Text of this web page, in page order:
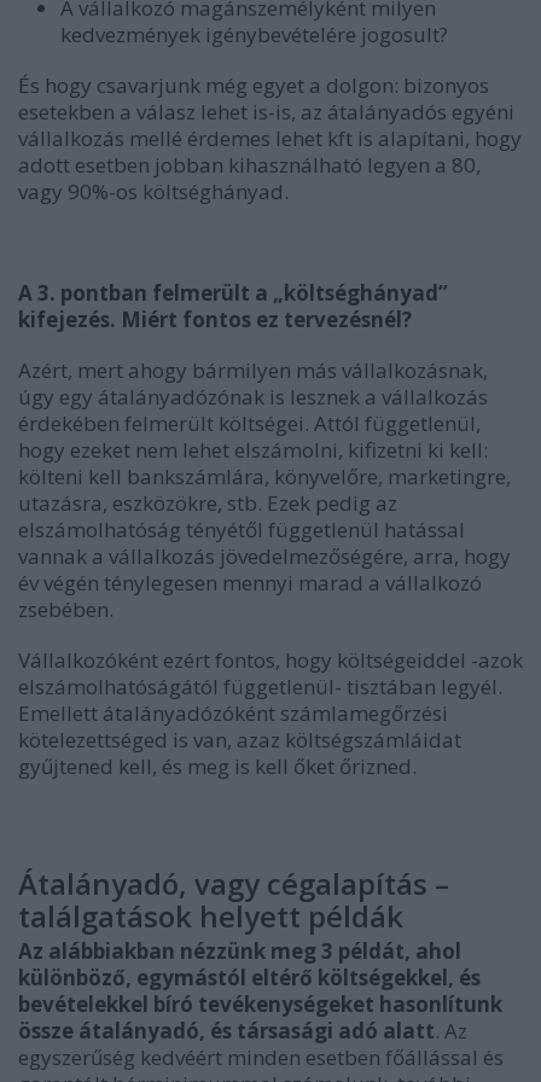
A vállalkozó magánszemélyként milyen
kedvezmények igénybevételére jogosult?
És hogy csavarjunk még egyet a dolgon: bizonyos
esetekben a válasz lehet is-is, az átalányadós egyéni
vállalkozás mellé érdemes lehet kft is alapítani, hogy
adott esetben jobban kihasználható legyen a 80,
vagy 90%-os költséghányad.
A 3. pontban felmerült a „költséghányad”
kifejezés. Miért fontos ez tervezésnél?
Azért, mert ahogy bármilyen más vállalkozásnak,
úgy egy átalányadózónak is lesznek a vállalkozás
érdekében felmerült költségei. Attól függetlenül,
hogy ezeket nem lehet elszámolni, kifizetni ki kell:
költeni kell bankszámlára, könyvelőre, marketingre,
utazásra, eszközökre, stb. Ezek pedig az
elszámolhatóság tényétől függetlenül hatással
vannak a vállalkozás jövedelmezőségére, arra, hogy
év végén ténylegesen mennyi marad a vállalkozó
zsebében.
Vállalkozóként ezért fontos, hogy költségeiddel -azok
elszámolhatóságától függetlenül- tisztában legyél.
Emellett átalányadózóként számlamegőrzési
kötelezettséged is van, azaz költségszámláidat
gyűjtened kell, és meg is kell őket őrizned.
Átalányadó, vagy cégalapítás –
találgatások helyett példák
Az alábbiakban nézzünk meg 3 példát, ahol
különböző, egymástól eltérő költségekkel, és
bevételekkel bíró tevékenységeket hasonlítunk
össze átalányadó, és társasági adó alatt. Az
egyszerűség kedvéért minden esetben főállással és